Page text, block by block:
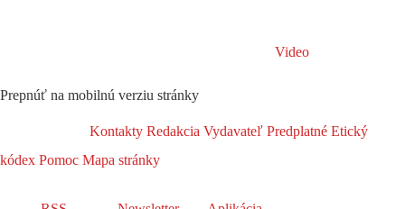
Video
Prepnúť na mobilnú verziu stránky
Kontakty Redakcia Vydavateľ Predplatné Etický
kódex Pomoc Mapa stránky